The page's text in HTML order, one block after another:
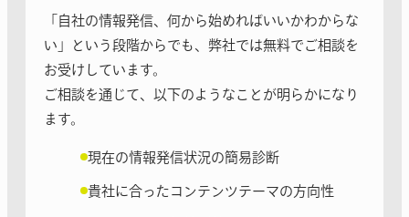
「自社の情報発信、何から始めればいいかわからな
い」という段階からでも、弊社では無料でご相談を
お受けしています。
ご相談を通じて、以下のようなことが明らかになり
ます。
現在の情報発信状況の簡易診断
貴社に合ったコンテンツテーマの方向性